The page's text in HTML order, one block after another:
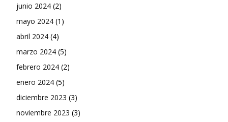
junio 2024 (2)
mayo 2024 (1)
abril 2024 (4)
marzo 2024 (5)
febrero 2024 (2)
enero 2024 (5)
diciembre 2023 (3)
noviembre 2023 (3)